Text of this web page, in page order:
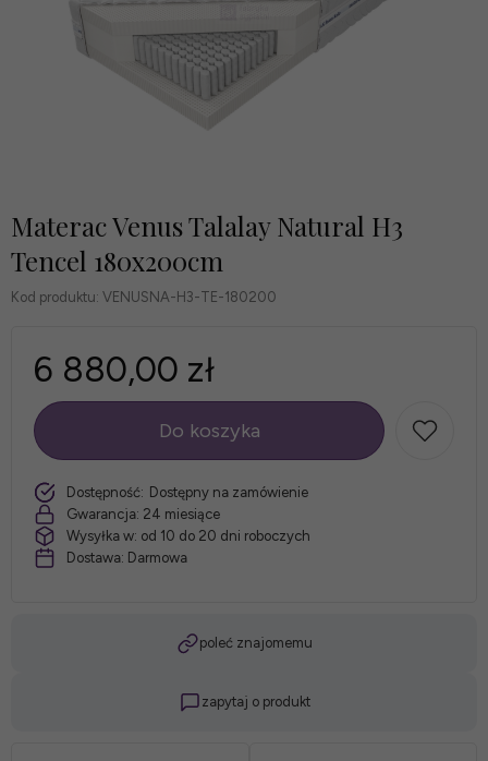
Materac Venus Talalay Natural H3
Tencel 180x200cm
Kod produktu: VENUSNA-H3-TE-180200
6 880,00 zł
szt.
Do koszyka
Dostępność: Dostępny na zamówienie
Gwarancja: 24 miesiące
Wysyłka w: od 10 do 20 dni roboczych
Dostawa: Darmowa
poleć znajomemu
zapytaj o produkt